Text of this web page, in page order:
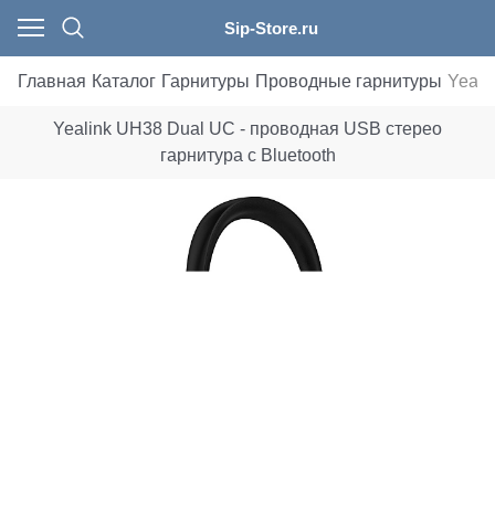
Sip-Store.ru
Главная Каталог Гарнитуры Проводные гарнитуры
Yealink UH38 Dual UC - проводная USB стерео
гарнитура с Bluetooth